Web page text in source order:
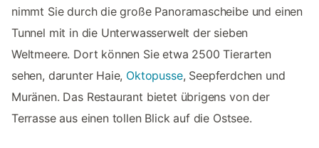
nimmt Sie durch die große Panoramascheibe und einen
Tunnel mit in die Unterwasserwelt der sieben
Weltmeere. Dort können Sie etwa 2500 Tierarten
sehen, darunter Haie, Oktopusse, Seepferdchen und
Muränen. Das Restaurant bietet übrigens von der
Terrasse aus einen tollen Blick auf die Ostsee.